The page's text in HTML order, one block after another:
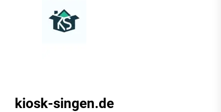
kiosk-
kiosk-singen.de